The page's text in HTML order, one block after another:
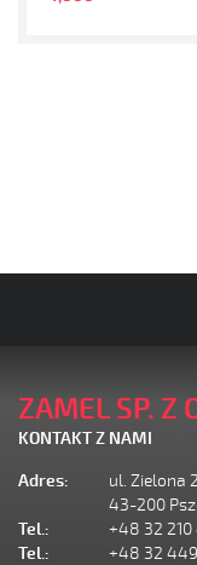
ZAMEL SP. Z
KONTAKT Z NAMI
Adres:
ul. Zielona
43-200
Tel.:
+48 32 210
Tel.:
+48 32 449